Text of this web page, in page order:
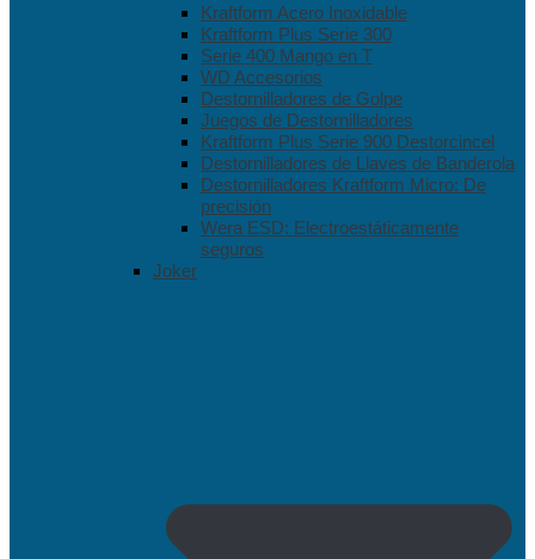
Kraftform Acero Inoxidable
Kraftform Plus Serie 300
Serie 400 Mango en T
WD Accesorios
Destornilladores de Golpe
Juegos de Destornilladores
Kraftform Plus Serie 900 Destorcincel
Destornilladores de Llaves de Banderola
Destornilladores Kraftform Micro: De
precisión
Wera ESD: Electroestáticamente
seguros
Joker